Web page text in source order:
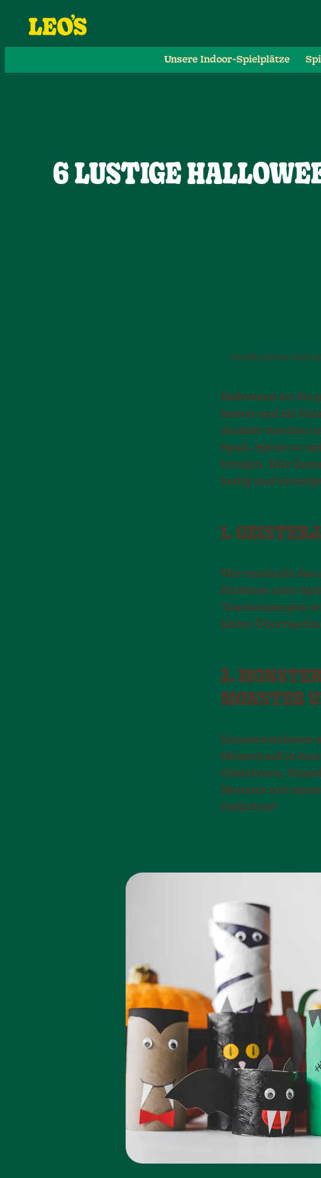
Unsere Indoor-Spielplätze
6 LUSTIGE
Veröffentlicht 2025-
Halloween ist die
lassen und als
dunkler werden
Spaß, Spiele zu
bringen. Hier
lustig und
1.
Wer entdeckt das
Kürbisse oder
Taschenlampen
kleine
2.
MONSTER
Konservendosen
blitzschnell in
Gesichtern.
Monster mit
Gelächter!